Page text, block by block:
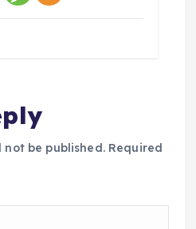
not be published. Required